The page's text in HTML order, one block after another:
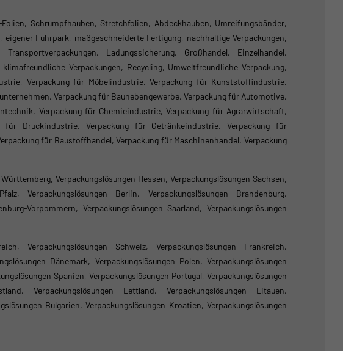
Schrumpfhauben, Stretchfolien, Abdeckhauben, Umreifungsbänder,
Fuhrpark, maßgeschneiderte Fertigung, nachhaltige Verpackungen,
Ladungssicherung, Großhandel, Einzelhandel,
Verpackungen, Recycling, Umweltfreundliche Verpackung,
Verpackung für Möbelindustrie, Verpackung für Kunststoffindustrie,
Verpackung für Baunebengewerbe, Verpackung für Automotive,
Verpackung für Chemieindustrie, Verpackung für Agrarwirtschaft,
Druckindustrie, Verpackung für Getränkeindustrie, Verpackung für
für Baustoffhandel, Verpackung für Maschinenhandel, Verpackung
Verpackungslösungen Hessen, Verpackungslösungen Sachsen,
Verpackungslösungen Berlin, Verpackungslösungen Brandenburg,
Vorpommern, Verpackungslösungen Saarland, Verpackungslösungen
Verpackungslösungen Schweiz, Verpackungslösungen Frankreich,
Dänemark, Verpackungslösungen Polen, Verpackungslösungen
Spanien, Verpackungslösungen Portugal, Verpackungslösungen
Verpackungslösungen Lettland, Verpackungslösungen Litauen,
Bulgarien, Verpackungslösungen Kroatien, Verpackungslösungen